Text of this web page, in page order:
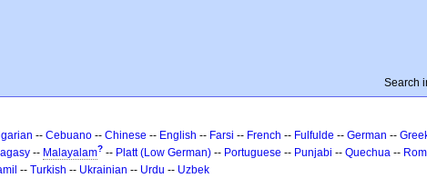
Search
-- Cebuano -- Chinese -- English -- Farsi -- French -- Fulfulde -- German --
-- Malayalam? -- Platt (Low German) -- Portuguese -- Punjabi -- Quechua --
-- Turkish -- Ukrainian -- Urdu -- Uzbek